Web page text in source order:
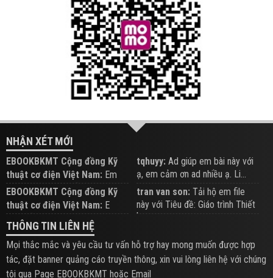
NHẬN XÉT MỚI
EBOOKBKMT Cộng đồng Kỹ
thuật cơ điện Việt Nam: Em
đăng trên Group hỗ trợ nhé
tqhuyy: Ad giúp em bài này với
ạ, em cảm ơn ad nhiều ạ. Li...
EBOOKBKMT Cộng đồng Kỹ
thuật cơ điện Việt Nam: E
xem hỗ trợ trên Group
tran van son: Tải hộ em file
này với Tiêu đề: Giáo trình Thiết
b...
THÔNG TIN LIÊN HỆ
Mọi thắc mắc và yêu cầu tư vấn hỗ trợ hay mong muốn được hợp
tác, đặt banner quảng cáo truyền thông, xin vui lòng liên hệ với chúng
tôi qua Page EBOOKBKMT hoặc Email